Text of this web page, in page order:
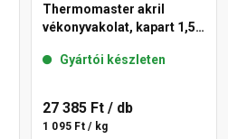
Thermomaster akril
vékonyvakolat, kapart 1,5
Gyártói készleten
27 385 Ft / db
1 095 Ft / kg